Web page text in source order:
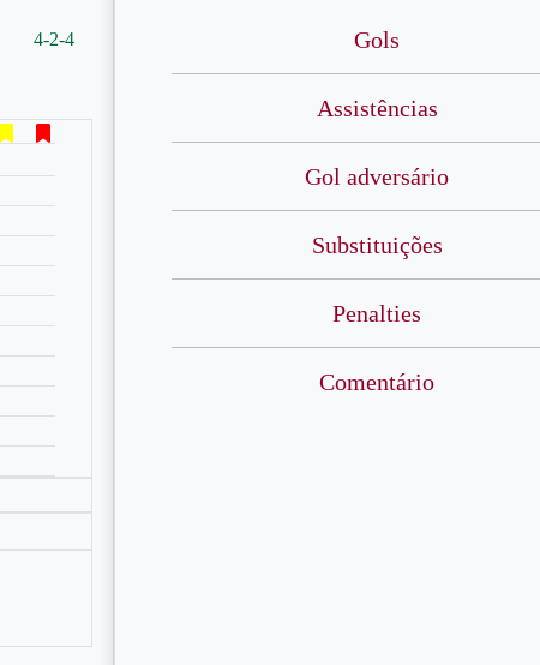
4-2-4 Gols
Assistências
Gol adversário
Substituições
Penalties
Comentário